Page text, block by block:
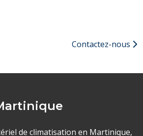
Contactez-nous
de climatisation en Martinique,